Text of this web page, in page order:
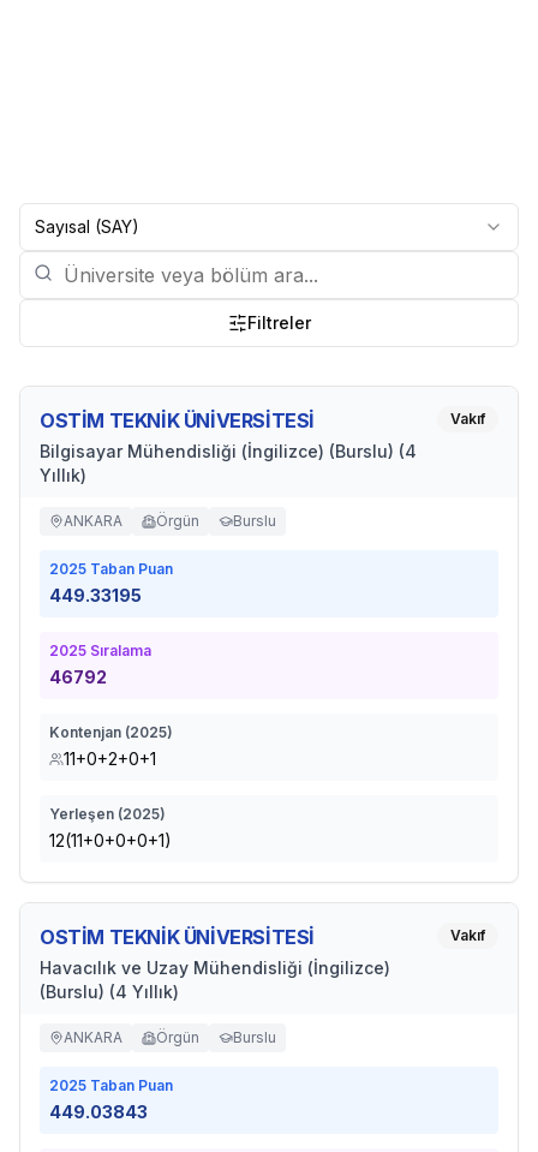
Sayısal (SAY)
Filtreler
OSTİM TEKNİK ÜNİVERSİTESİ
Bilgisayar Mühendisliği (İngilizce) (Burslu) (4
Yıllık)
Vakıf
ANKARA Örgün Burslu
2025 Taban Puan
449.33195
2025 Sıralama
46792
Kontenjan (2025)
11+0+2+0+1
Yerleşen (2025)
12(11+0+0+0+1)
OSTİM TEKNİK ÜNİVERSİTESİ
Havacılık ve Uzay Mühendisliği (İngilizce)
(Burslu) (4 Yıllık)
Vakıf
ANKARA Örgün Burslu
2025 Taban Puan
449.03843